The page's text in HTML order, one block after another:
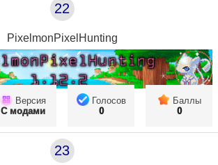
22
PixelmonPixelHunting
Версия
С модами
Голосов
0
Баллы
0
23